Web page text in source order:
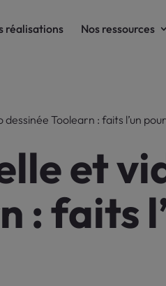
réalisations Nos ressources
Toolearn : faits l’un
et
: faits